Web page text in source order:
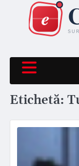
content
Etichetă: